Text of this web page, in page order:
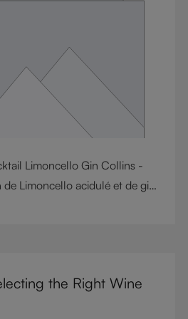
transformant les petits
expérience raffinée.
Limoncello Gin Collins -
de Limoncello acidulé et de gin
parfaitement l'essence de
the Right Wine